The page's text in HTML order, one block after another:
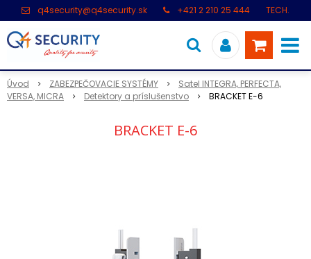
q4security@q4security.sk +421 2 210 25 444
TECH.
Úvod ZABEZPEČOVACIE SYSTÉMY
Satel INTEGRA, PERFECTA,
VERSA, MICRA
Detektory a príslušenstvo BRACKET E-6
BRACKET E-6